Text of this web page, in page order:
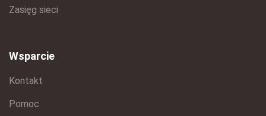
Zasięg sieci
Wsparcie
Kontakt
Pomoc